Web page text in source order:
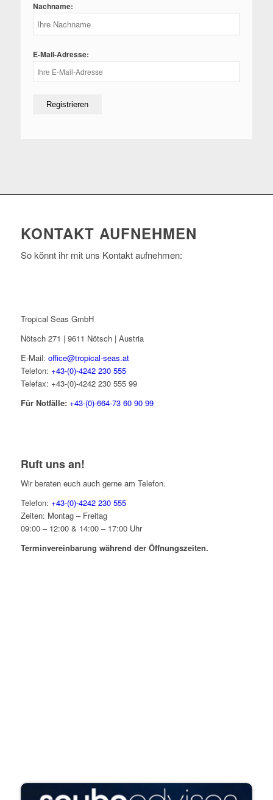
Nachname:
E-Mail-Adresse:
KONTAKT AUFNEHMEN
So könnt ihr mit uns Kontakt aufnehmen:
Tropical Seas GmbH
Nötsch 271 | 9611 Nötsch | Austria
E-Mail: office@tropical-seas.at
Telefon: +43-(0)-4242 230 555
Telefax: +43-(0)-4242 230 555 99
Für Notfälle: +43-(0)-664-73 60 90 99
Ruft uns an!
Wir beraten euch auch gerne am Telefon.
Telefon: +43-(0)-4242 230 555
Zeiten: Montag – Freitag
09:00 – 12:00 & 14:00 – 17:00 Uhr
Terminvereinbarung während der Öffnungszeiten.